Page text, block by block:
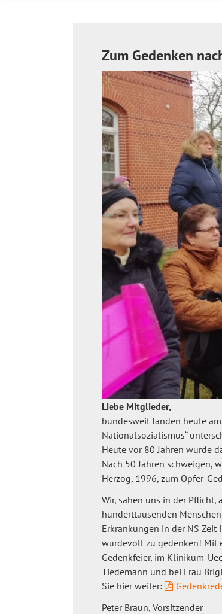
Zum Gedenken
Liebe Mitglieder,
bundesweit fanden heute am
Nationalsozialismus“
Heute vor 80 Jahren wurde
Nach 50 Jahren schweigen,
Herzog, 1996, zum Opfer-
Wir, sahen uns in der Pflicht,
hunderttausenden
Erkrankungen in der NS
würdevoll zu gedenken! Mit
Gedenkfeier, im Klinikum-
Tiedemann und bei Frau
Sie hier weiter:
Peter Braun, Vorsitzender